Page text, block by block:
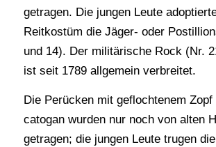
getragen. Die jungen Leute
Reitkostüm die Jäger- oder
und 14). Der militärische Rock (Nr.
ist seit 1789 allgemein verbreitet.
Die Perücken mit geflochtenem Zopf
catogan wurden nur noch von alten
getragen; die jungen Leute trugen